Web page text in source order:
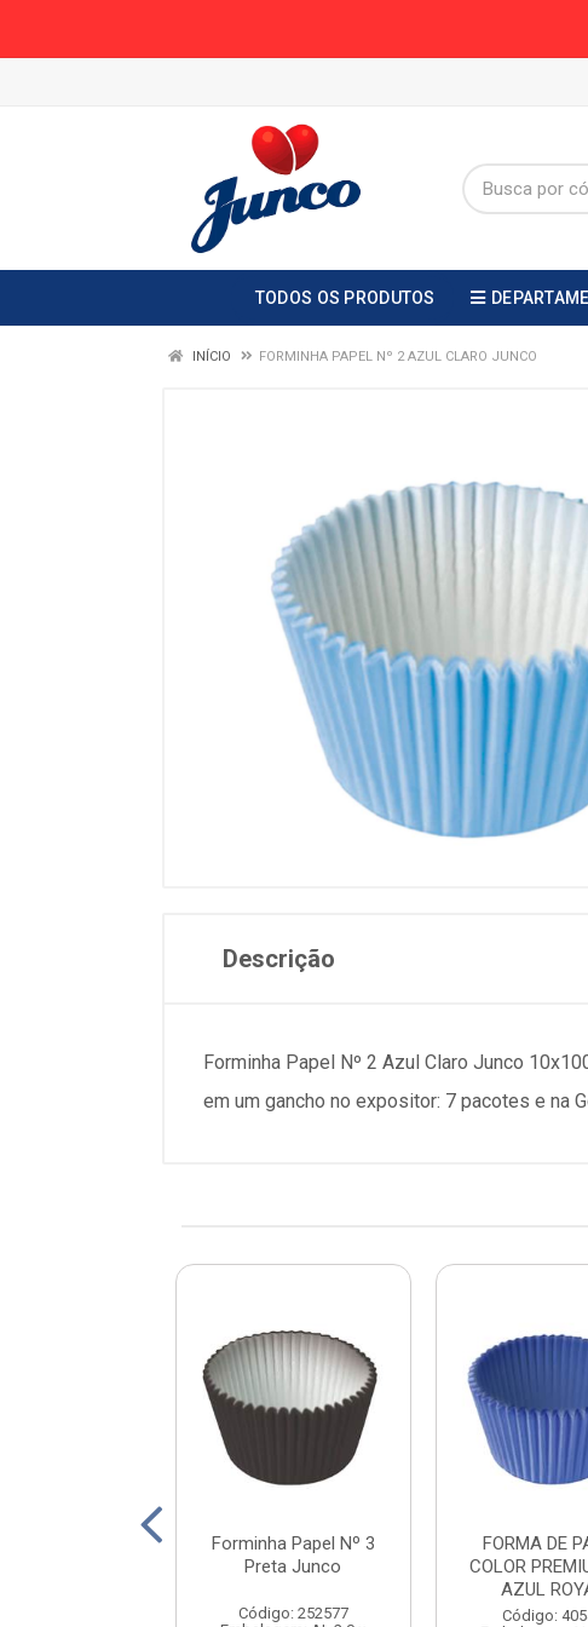
TODOS OS PRODUTOS
INÍCIO FORMINHA PAPEL Nº 2 AZUL CLARO JUNCO
Descrição
Forminha Papel Nº 2 Azul Claro Junco
em um gancho no expositor: 7 pacotes e na
Forminha Papel Nº 3
Preta Junco
Código: 252577
FORMA DE
COLOR
AZUL
Código: